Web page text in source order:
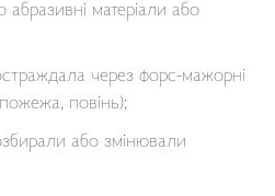
матеріали або
через форс-мажорні
повінь);
або змінювали